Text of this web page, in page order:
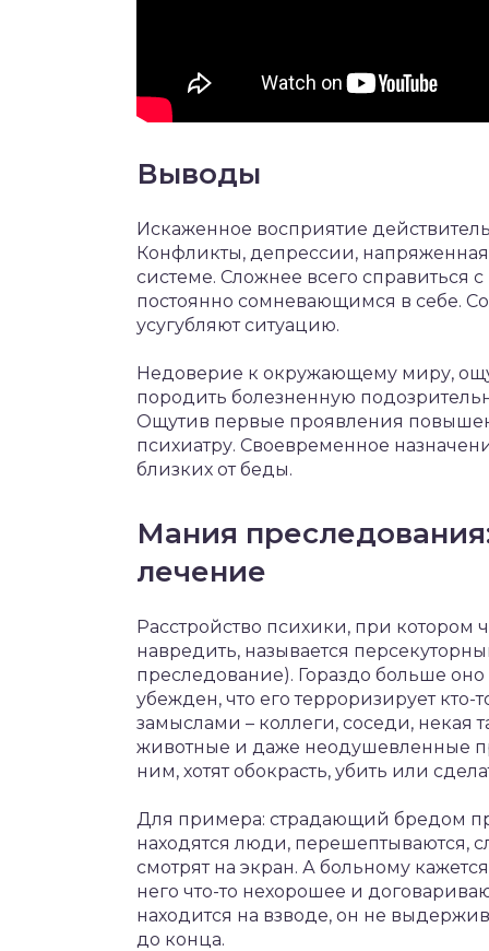
Выводы
Искаженное восприятие
Конфликты, депрессии, напряженная
системе. Сложнее всего
постоянно сомневающимся в себе.
усугубляют ситуацию.
Недоверие к окружающему миру,
породить болезненную
Ощутив первые проявления
психиатру. Своевременное
близких от беды.
Мания
лечение
Расстройство психики, при котором
навредить, называется
преследование). Гораздо больше
убежден, что его терроризирует
замыслами – коллеги, соседи, некая
животные и даже неодушевленные
ним, хотят обокрасть, убить или
Для примера: страдающий бредом
находятся люди, перешептываются,
смотрят на экран. А больному
него что-то нехорошее и
находится на взводе, он не
до конца.